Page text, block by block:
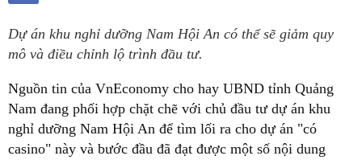
Dự án khu nghỉ dưỡng Nam Hội An có thể sẽ giảm quy
mô và điều chỉnh lộ trình đầu tư.
Nguồn tin của VnEconomy cho hay UBND tỉnh Quảng
Nam đang phối hợp chặt chẽ với chủ đầu tư dự án khu
nghỉ dưỡng Nam Hội An để tìm lối ra cho dự án "có
casino" này và bước đầu đã đạt được một số nội dung